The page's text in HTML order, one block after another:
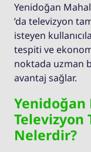
Yenidoğan
’da televizyon
isteyen
tespiti ve
noktada uzman
avantaj sağlar.
Televizyon
Nelerdir?